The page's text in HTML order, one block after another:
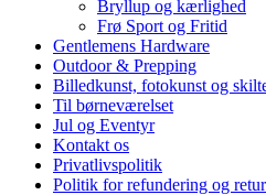
Bryllup og kærlighed
Frø Sport og Fritid
Gentlemens Hardware
Outdoor & Prepping
Billedkunst, fotokunst og
Til børneværelset
Jul og Eventyr
Kontakt os
Privatlivspolitik
Politik for refundering og